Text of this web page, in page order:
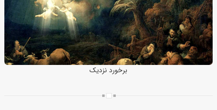
برخورد نزدیک